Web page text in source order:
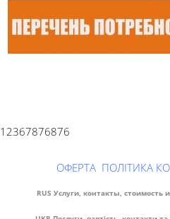
12367876876
ОФЕРТА ПОЛІТИКА
RUS Услуги, контакты, стоимость